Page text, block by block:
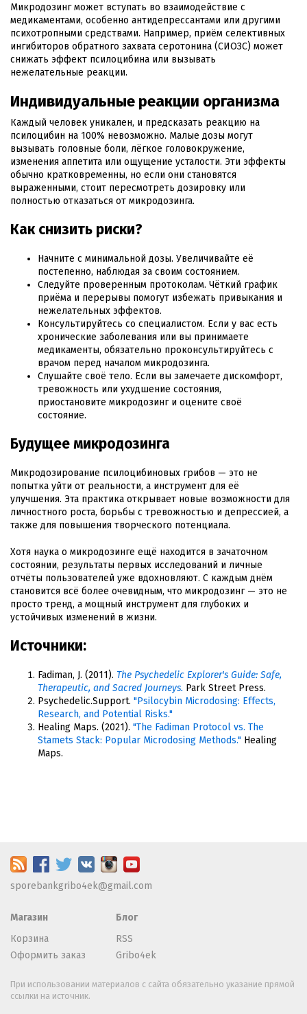
Микродозинг может вступать во взаимодействие с
медикаментами, особенно антидепрессантами или другими
психотропными средствами. Например, приём селективных
ингибиторов обратного захвата серотонина (СИОЗС) может
снижать эффект псилоцибина или вызывать
нежелательные реакции.
Индивидуальные реакции организма
Каждый человек уникален, и предсказать реакцию на
псилоцибин на 100% невозможно. Малые дозы могут
вызывать головные боли, лёгкое головокружение,
изменения аппетита или ощущение усталости. Эти эффекты
обычно кратковременны, но если они становятся
выраженными, стоит пересмотреть дозировку или
полностью отказаться от микродозинга.
Как снизить риски?
Начните с минимальной дозы. Увеличивайте её
постепенно, наблюдая за своим состоянием.
Следуйте проверенным протоколам. Чёткий график
приёма и перерывы помогут избежать привыкания и
нежелательных эффектов.
Консультируйтесь со специалистом. Если у вас есть
хронические заболевания или вы принимаете
медикаменты, обязательно проконсультируйтесь с
врачом перед началом микродозинга.
Слушайте своё тело. Если вы замечаете дискомфорт,
тревожность или ухудшение состояния,
приостановите микродозинг и оцените своё
состояние.
Будущее микродозинга
Микродозирование псилоцибиновых грибов — это не
попытка уйти от реальности, а инструмент для её
улучшения. Эта практика открывает новые возможности для
личностного роста, борьбы с тревожностью и депрессией, а
также для повышения творческого потенциала.
Хотя наука о микродозинге ещё находится в зачаточном
состоянии, результаты первых исследований и личные
отчёты пользователей уже вдохновляют. С каждым днём
становится всё более очевидным, что микродозинг — это не
просто тренд, а мощный инструмент для глубоких и
устойчивых изменений в жизни.
Источники:
Fadiman, J. (2011). The Psychedelic Explorer's Guide: Safe,
Therapeutic, and Sacred Journeys. Park Street Press.
Psychedelic.Support. "Psilocybin Microdosing: Effects,
Research, and Potential Risks."
Healing Maps. (2021). "The Fadiman Protocol vs. The
Stamets Stack: Popular Microdosing Methods." Healing
Maps.
sporebankgribo4ek@gmail.com
Магазин
Корзина
Оформить заказ
Блог
RSS
Gribo4ek
При использовании материалов с сайта обязательно указание прямой
ссылки на источник.